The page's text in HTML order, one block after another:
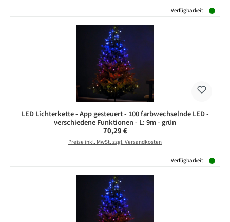
Verfügbarkeit:
LED Lichterkette - App gesteuert - 100 farbwechselnde LED -
verschiedene Funktionen - L: 9m - grün
Regulärer Preis:
70,29 €
Preise inkl. MwSt. zzgl. Versandkosten
Verfügbarkeit: